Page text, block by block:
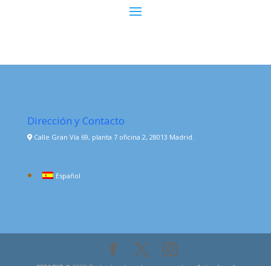
Dirección y Contacto
Calle Gran Vía 69, planta 7 oficina 2, 28013 Madrid.
Español